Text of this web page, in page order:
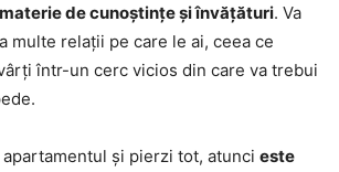
de cunoștințe și învățături. Va
multe relații pe care le ai, ceea ce
într-un cerc vicios din care va trebui
și pierzi tot, atunci este